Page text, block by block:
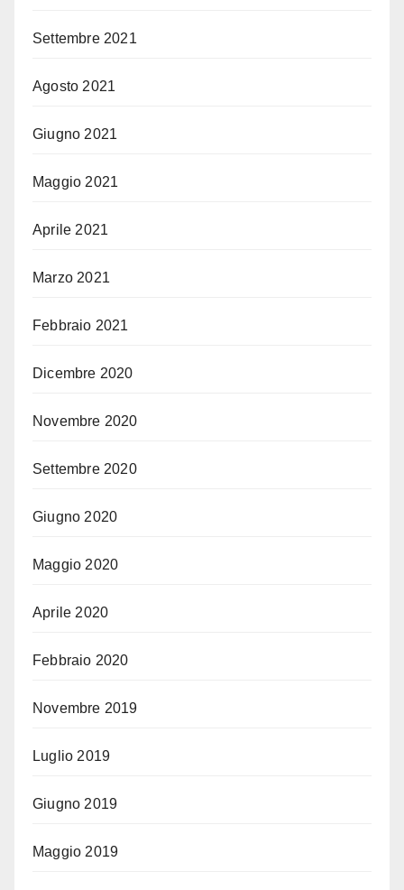
Settembre 2021
Agosto 2021
Giugno 2021
Maggio 2021
Aprile 2021
Marzo 2021
Febbraio 2021
Dicembre 2020
Novembre 2020
Settembre 2020
Giugno 2020
Maggio 2020
Aprile 2020
Febbraio 2020
Novembre 2019
Luglio 2019
Giugno 2019
Maggio 2019